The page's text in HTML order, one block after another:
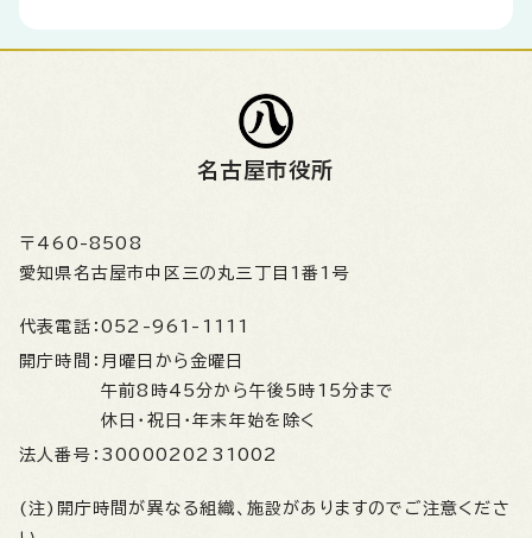
名古屋市役所
〒460-8508
愛知県名古屋市中区三の丸三丁目1番1号
代表電話： 052-961-1111
開庁時間： 月曜日から金曜日
午前8時45分から午後5時15分まで
休日・祝日・年末年始を除く
法人番号： 3000020231002
(注)開庁時間が異なる組織、施設がありますのでご注意くださ